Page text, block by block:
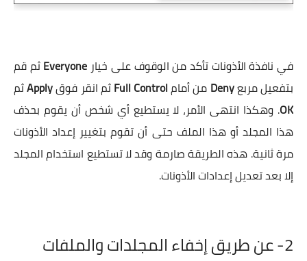
في نافذة الأذونات تأكد من الوقوف على خيار Everyoneثم قم
بتفعيل مربعDeny من أمامFull Controlثم انقر فوقApplyثم
OK. وهكذا انتهى الأمر، لا يستطيع أي شخص أن يقوم بحذف
هذا المجلد أو هذا الملف حتى أن تقوم بتغيير إعداد الأذونات
مرة ثانية. هذه الطريقة صارمة وقد لا تستطيع استخدام المجلد
إلا بعد تعديل إعدادات الأذونات.
2- عن طريق إخفاء المجلدات والملفات